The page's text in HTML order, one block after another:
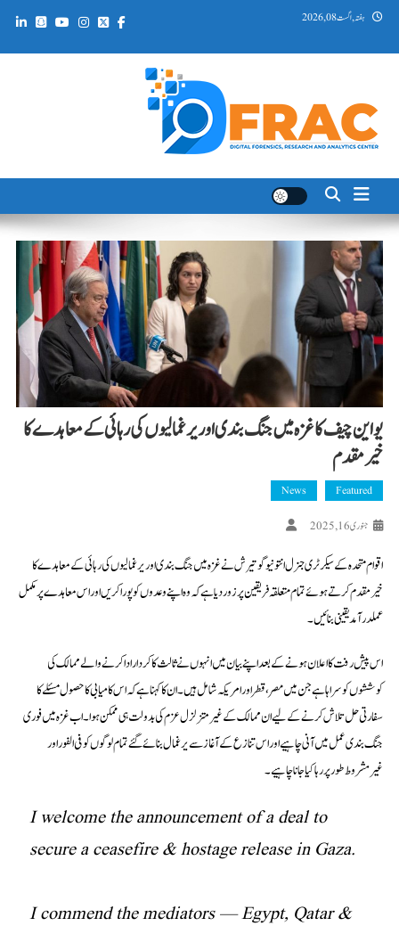
Skip ہفتہ, اگست 08, 2026
DFRAC_ORG
یو این چیف کا غزہ میں جنگ بندی اور یرغمالیوں کی رہائی کے معاہدے کا
خیرمقدم
Featured
News
جنوری 16, 2025
اقوام متحدہ کے سیکرٹری جنرل انتونیو گوتیرش نے غزہ میں جنگ بندی اور یرغمالیوں کی رہائی کے معاہدے کا
خیرمقدم کرتے ہوئے تمام متعلقہ فریقین پر زور دیا ہے کہ وہ اپنے وعدوں کو پورا کریں اور اس معاہدے پر مکمل
عملدرآمد یقینی بنائیں۔
اس پیش رفت کا اعلان ہونے کے بعد اپنے بیان میں انہوں نے ثالث کا کردار ادا کرنے والے ممالک کی
کوششوں کو سراہا ہے جن میں مصر، قطر اور امریکہ شامل ہیں۔ ان کا کہنا ہے کہ اس کامیابی کا حصول مسئلے کا
سفارتی حل تلاش کرنے کے لیے ان ممالک کے غیرمتزلزل عزم کی بدولت ہی ممکن ہوا۔ اب غزہ میں فوری
جنگ بندی عمل میں آنی چاہیے اور اس تنازع کے آغاز سے یرغمال بنائے گئے تمام لوگوں کو فی الفور اور
غیرمشروط طور پر رہا کیا جانا چاہیے۔
I welcome the announcement of a deal to
secure a ceasefire & hostage release in Gaza.
I commend the mediators — Egypt, Qatar &